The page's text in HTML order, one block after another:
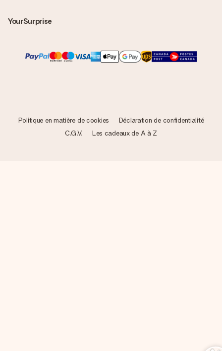
YourSurprise
Politique en matière de cookies
Déclaration de confidentialité
C.G.V.
Les cadeaux de A à Z